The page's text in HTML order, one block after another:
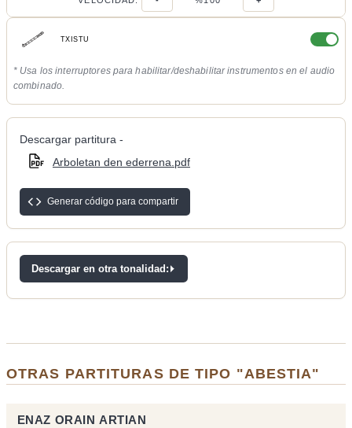
TXISTU
* Usa los interruptores para habilitar/deshabilitar instrumentos en el audio
combinado.
Descargar partitura -
Arboletan den ederrena.pdf
Generar código para compartir
Descargar en otra tonalidad:
OTRAS PARTITURAS DE TIPO "ABESTIA"
ENAZ ORAIN ARTIAN